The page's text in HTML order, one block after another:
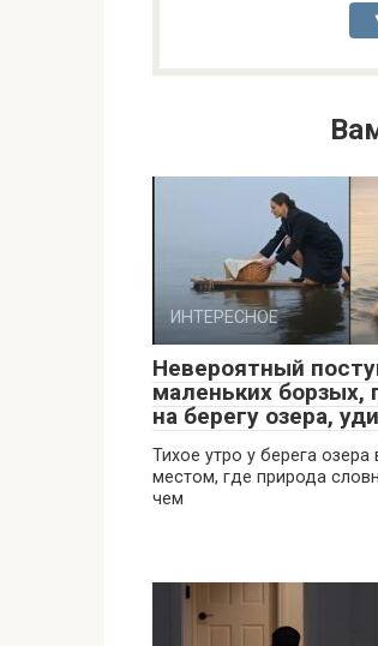
ИНТЕРЕСНОЕ
Невероятный
маленьких борзых,
на берегу озера,
Тихое утро у берега
местом, где природа
чем